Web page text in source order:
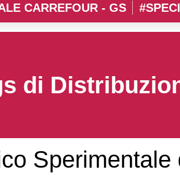
CARREFOUR - GS
di
Sperimentale